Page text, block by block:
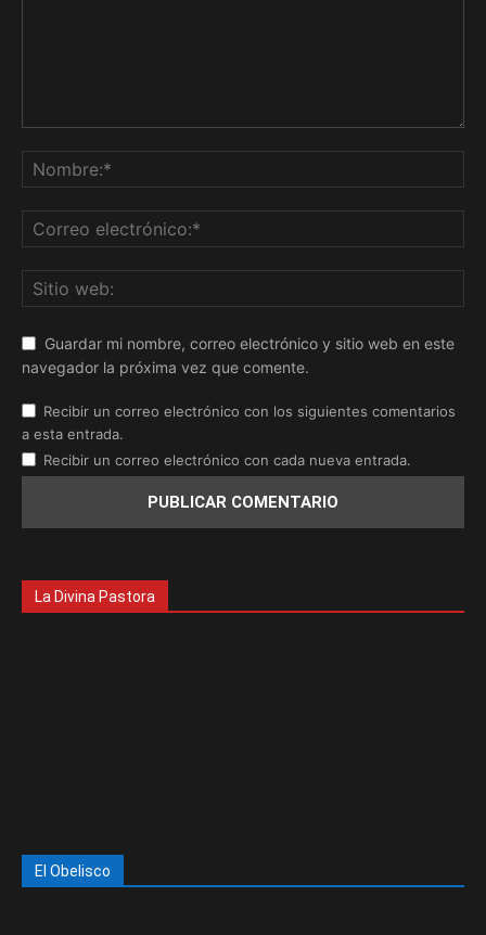
Guardar mi nombre, correo electrónico y sitio web en este
navegador la próxima vez que comente.
Recibir un correo electrónico con los siguientes comentarios
a esta entrada.
Recibir un correo electrónico con cada nueva entrada.
La Divina Pastora
El Obelisco